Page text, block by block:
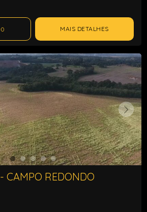
MAIS DETALHES
CAMPO REDONDO